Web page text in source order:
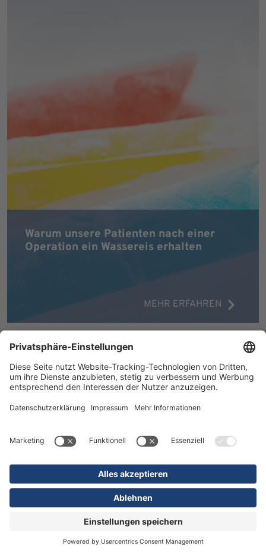
Warum unsere Patienten nach einer
Operation ein Wassereis erhalten
MEHR ERFAHREN
16.07.2026 Kliniken Orthopädie